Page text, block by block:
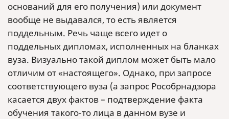
оснований для его получения) или документ
вообще не выдавался, то есть является
поддельным. Речь чаще всего идет о
поддельных дипломах, исполненных на бланках
вуза. Визуально такой диплом может быть мало
отличим от «настоящего». Однако, при запросе
соответствующего вуза (а запрос Рособрнадзора
касается двух фактов – подтверждение факта
обучения такого-то лица в данном вузе и